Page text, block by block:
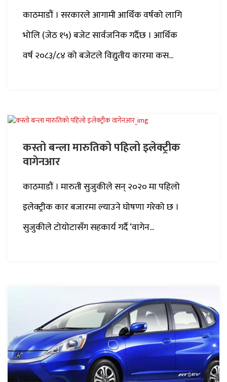
काठमाडौं । सरकारले आगामी आर्थिक वर्षको लागि
भोलि (जेठ १५) बजेट सार्वजनिक गर्दैछ । आर्थिक
वर्ष २०८३/८४ को बजेटले विद्युतीय कारमा कस...
कस्तो बन्ला मारुतिको पहिलो इलेक्ट्रीक
वागेनआर
काठमाडौं । मारुती सुजुकीले सन् २०२० मा पहिलो
इलेक्ट्रीक कार बजारमा ल्याउने घोषणा गरेको छ ।
सुजुकीले टोयोटासँग सहकार्य गर्दै ‘वागेन...